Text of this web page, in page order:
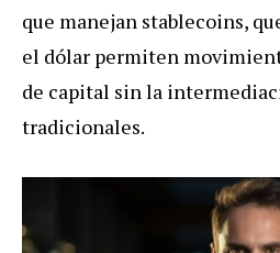
que manejan stablecoins,
el dólar permiten
de capital sin la
tradicionales.